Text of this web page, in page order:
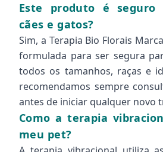
Este produto é seguro
cães e gatos?
Sim, a Terapia Bio Florais
formulada para ser segura
todos os tamanhos, raças e
recomendamos sempre
antes de iniciar qualquer novo
Como a terapia
meu pet?